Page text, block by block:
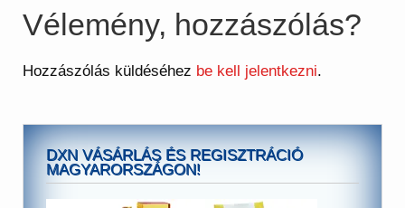
Vélemény, hozzászólás?
Hozzászólás küldéséhez be kell jelentkezni.
DXN VÁSÁRLÁS ÉS REGISZTRÁCIÓ
MAGYARORSZÁGON!